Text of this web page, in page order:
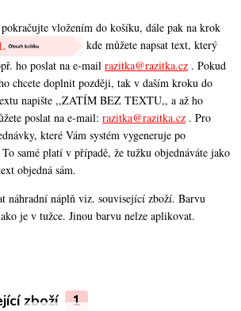
vložením do košíku, dále pak na krok
kde můžete napsat text, který
ho poslat na e-mailrazitka@razitka.cz . Pokud
chcete doplnit později, tak v daším kroku do
napište ,,ZATÍM BEZ TEXTU,, a až ho
poslat na e-mail:razitka@razitka.cz . Pro
které Vám systém vygeneruje po
samé platí v případě, že tužku objednáváte jako
objedná sám.
náhradní náplň viz. související zboží. Barvu
je v tužce. Jinou barvu nelze aplikovat.
zboží 1